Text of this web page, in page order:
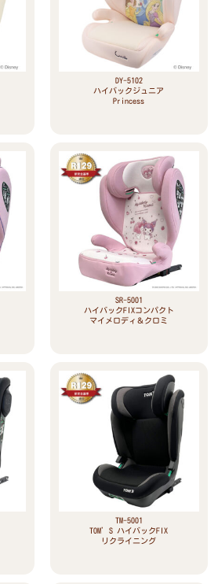
DY-5102
ハイバックジュニア
Princess
SR-5001
ハイバックFIXコンパクト
マイメロディ＆クロミ
TM-5001
TOM’S ハイバックFIX
リクライニング